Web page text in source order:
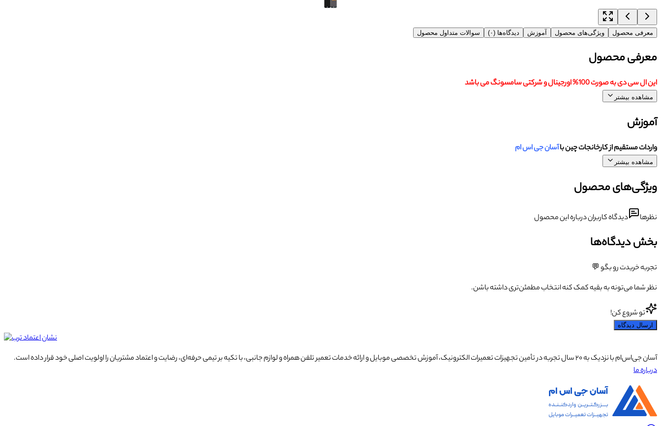
معرفی محصول ویژگی‌های محصول آموزش دیدگاه‌ها (۰) سوالات متداول محصول
معرفی محصول
این ال سی دی به صورت 100% اورجینال و شرکتی سامسونگ می باشد
مشاهده بیشتر
آموزش
واردات مستقیم از کارخانجات چین باآسان جی اس ام
مشاهده بیشتر
ویژگی‌های محصول
نظرها دیدگاه کاربران درباره این محصول
بخش دیدگاه‌ها
تجربه خریدت رو بگو 💬
نظر شما می‌تونه به بقیه کمک کنه انتخاب مطمئن‌تری داشته باشن.
تو شروع کن!
ارسال دیدگاه
آسان جی‌اس‌ام با نزدیک به ۲۰ سال تجربه در تأمین تجهیزات تعمیرات الکترونیک، آموزش تخصصی موبایل و ارائه خدمات تعمیر تلفن همراه و لوازم جانبی، با تکیه بر تیمی حرفه‌ای، رضایت و اعتماد مشتریان را اولویت اصلی خود قرار داده است.
درباره ما